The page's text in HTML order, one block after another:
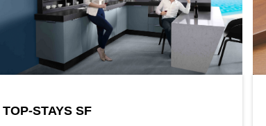
TOP-STAYS SF